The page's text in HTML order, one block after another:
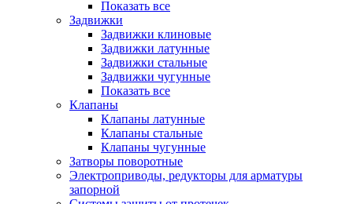
Показать все
Задвижки
Задвижки клиновые
Задвижки латунные
Задвижки стальные
Задвижки чугунные
Показать все
Клапаны
Клапаны латунные
Клапаны стальные
Клапаны чугунные
Затворы поворотные
Электроприводы, редукторы для арматуры
запорной